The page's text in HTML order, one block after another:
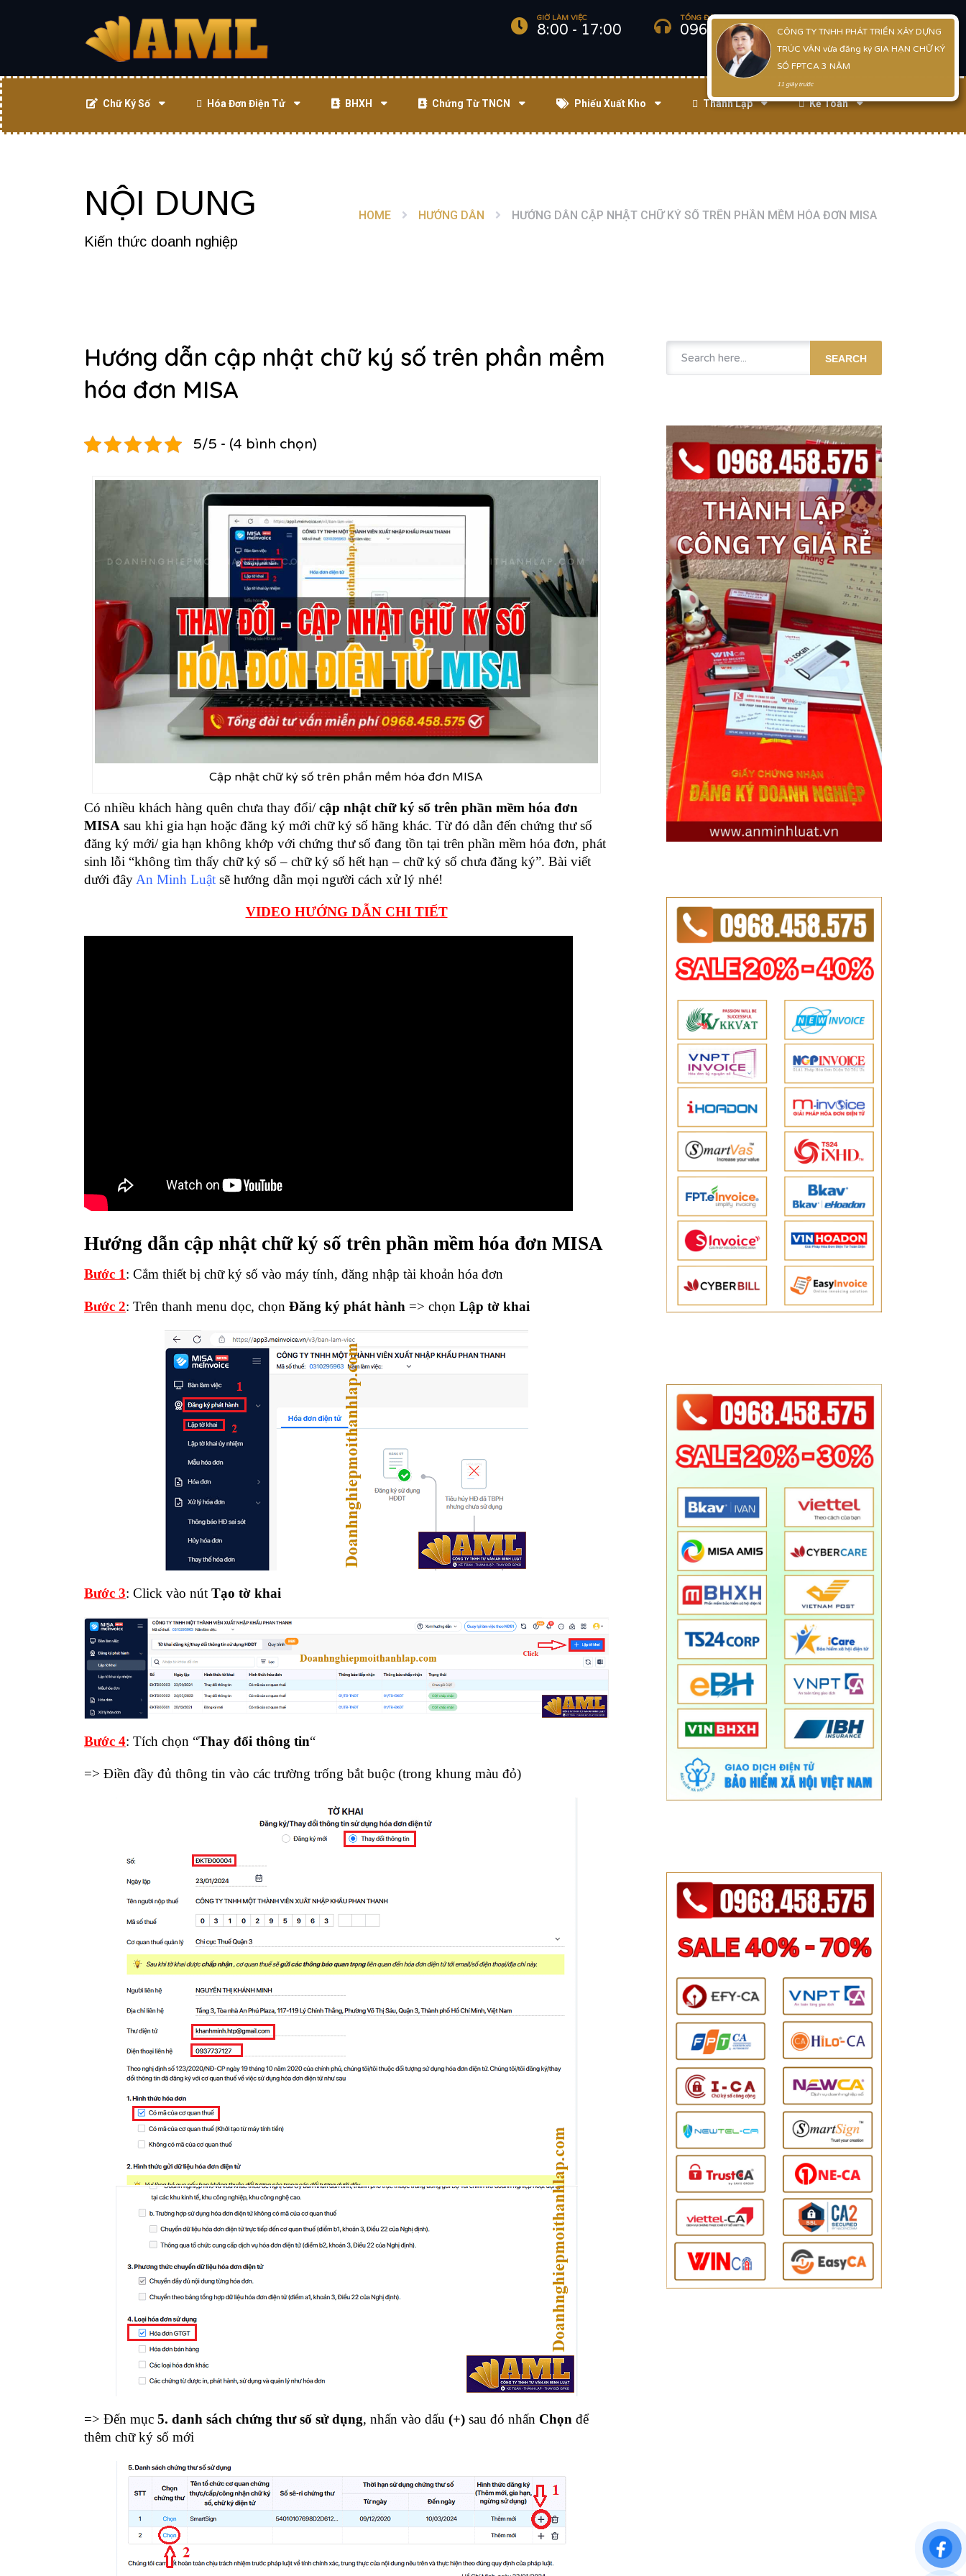
GIỜ LÀM VIỆC
8:00 - 17:00
TỔNG ĐÀI 24/7
0968458575
Chữ Ký Số Hóa Đơn Điện Tử BHXH Chứng Từ TNCN Phiếu Xuất Kho Thành Lập Kế Toán
NỘI DUNG
Kiến thức doanh nghiệp
HOME HƯỚNG DẪN HƯỚNG DẪN CẬP NHẬT CHỮ KÝ SỐ TRÊN PHẦN MỀM HÓA ĐƠN MISA
Hướng dẫn cập nhật chữ ký số trên phần mềm
hóa đơn MISA
5/5 - (4 bình chọn)
Cập nhật chữ ký số trên phần mềm hóa đơn MISA
Có nhiều khách hàng quên chưa thay đổi/cập nhật chữ ký số trên phần mềm hóa đơn
MISA sau khi gia hạn hoặc đăng ký mới chữ ký số hãng khác. Từ đó dẫn đến chứng thư số
đăng ký mới/ gia hạn không khớp với chứng thư số đang tồn tại trên phần mềm hóa đơn, phát
sinh lỗi “không tìm thấy chữ ký số – chữ ký số hết hạn – chữ ký số chưa đăng ký”. Bài viết
dưới đây An Minh Luật sẽ hướng dẫn mọi người cách xử lý nhé!
VIDEO HƯỚNG DẪN CHI TIẾT
Hướng dẫn cập nhật chữ ký số trên phần mềm hóa đơn MISA
Bước 1: Cắm thiết bị chữ ký số vào máy tính, đăng nhập tài khoản hóa đơn
Bước 2: Trên thanh menu dọc, chọn Đăng ký phát hành => chọn Lập tờ khai
Bước 3: Click vào nút Tạo tờ khai
Bước 4: Tích chọn “Thay đổi thông tin“
=> Điền đầy đủ thông tin vào các trường trống bắt buộc (trong khung màu đỏ)
=> Đến mục 5. danh sách chứng thư số sử dụng, nhấn vào dấu (+) sau đó nhấn Chọn để
thêm chữ ký số mới
SEARCH
CÔNG TY TNHH PHÁT TRIỂN XÂY DỰNG
TRÚC VÂN vừa đăng ký GIA HẠN CHỮ KÝ
SỐ FPTCA 3 NĂM
11 giây trước